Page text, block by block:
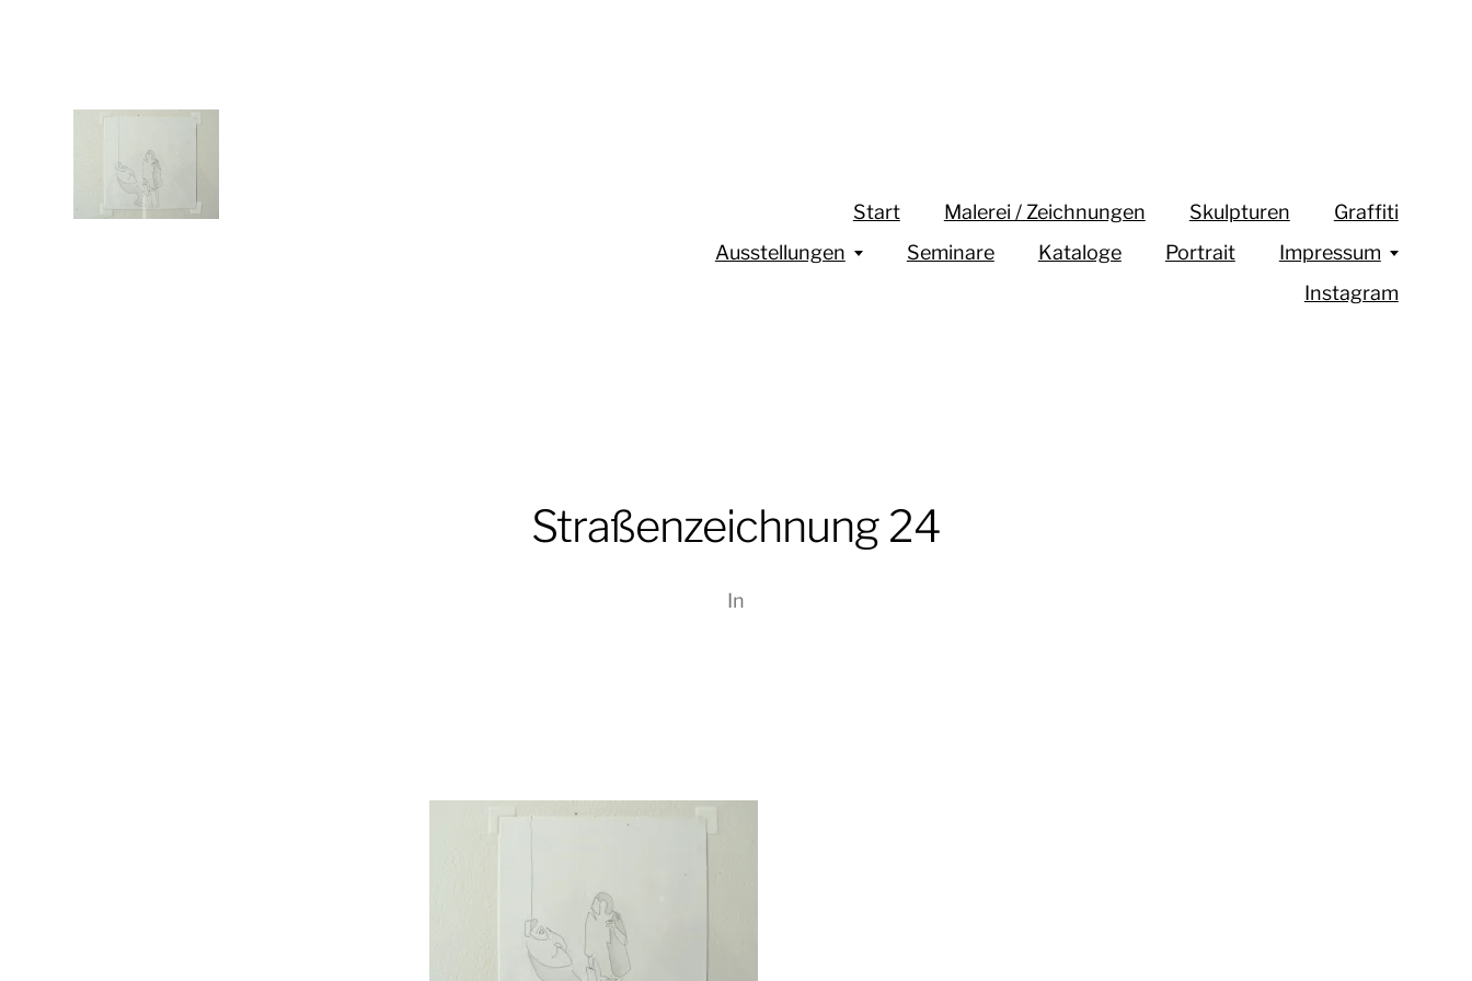
Start Malerei / Zeichnungen Skulpturen
Graffiti
Ausstellungen
Seminare Kataloge Portrait
Impressum
Instagram
Straßenzeichnung 24
In